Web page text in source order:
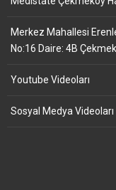
Merkez Mahallesi
No:16 Daire: 4B
Youtube Videoları
Sosyal Medya Videoları